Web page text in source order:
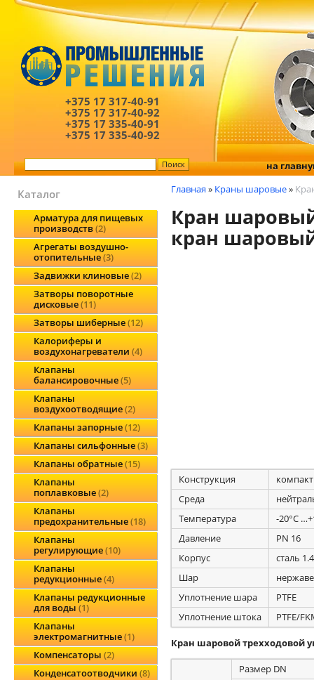
+375 17 317-40-91
+375 17 317-40-92
+375 17 335-40-91
+375 17 335-40-92
на
Каталог
Арматура для пищевых
производств 2
Агрегаты воздушно-
отопительные 3
Задвижки клиновые 2
Затворы поворотные
дисковые 11
Затворы шиберные 12
Калориферы и
воздухонагреватели 4
Клапаны
балансировочные 5
Клапаны
воздухоотводящие 2
Клапаны запорные 12
Клапаны сильфонные 3
Клапаны обратные 15
Клапаны
поплавковые 2
Клапаны
предохранительные 18
Клапаны
регулирующие 10
Клапаны
редукционные 4
Клапаны редукционные
для воды 1
Клапаны
электромагнитные 1
Компенсаторы 2
Конденсатоотводчики 8
Главная » Краны шаровые»
Кран
кран
Конструкция
Среда
Температура
-20°С
Давление
PN 16
Корпус
сталь
Шар
Уплотнение шара
PTFE
Уплотнение штока
PTFE/
Кран шаровой трехходовой
Размер DN